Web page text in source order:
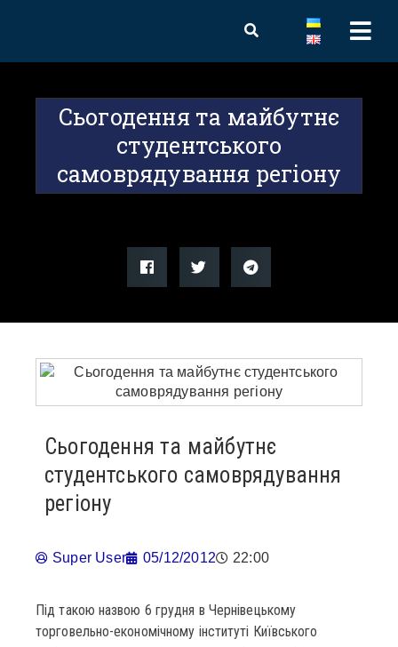
Сьогодення та майбутнє
студентського
самоврядування регіону
Сьогодення та майбутнє
студентського самоврядування
регіону
Super User 05/12/2012 22:00
Під такою назвою 6 грудня в Чернівецькому
торговельно-економічному інституті Київського